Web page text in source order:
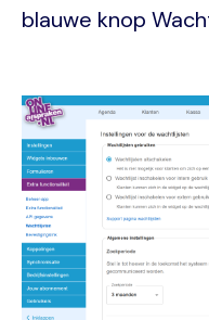
blauwe knop
Image